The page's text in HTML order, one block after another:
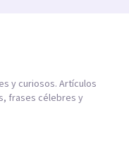
y curiosos. Artículos
frases célebres y